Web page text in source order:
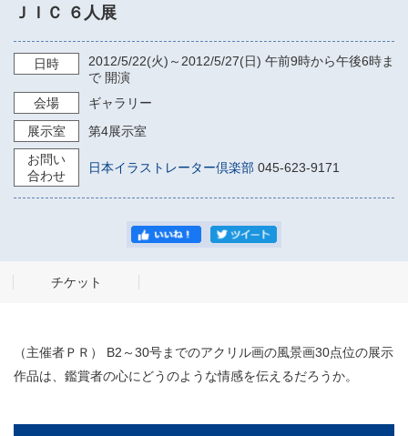
ＪＩＣ ６人展
日時 2012/5/22(火)～ 2012/5/27(日) 午前9時から午後6時ま
で 開演
会場
ギャラリー
展示室
第4展示室
お問い
合わせ
日本イラストレーター倶楽部 045-623-9171
チケット
（主催者ＰＲ） B2～30号までのアクリル画の風景画30点位の展示
作品は、鑑賞者の心にどうのような情感を伝えるだろうか。